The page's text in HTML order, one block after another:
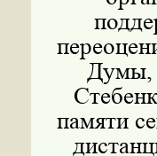
Думы,
памяти